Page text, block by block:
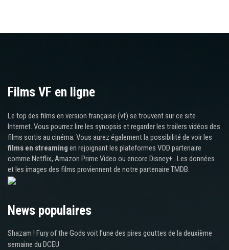
Films VF en ligne
Le top des films en version française (vf) se trouvent sur ce site
Internet. Vous pourrez lire les synopsis et regarder les trailers vidéos des
films sortis au cinéma. Vous aurez également la possibilité de voir les
films en streaming en rejoignant les plateformes VOD partenaire
comme Netflix, Amazon Prime Video ou encore Disney+ . Les données
et les images des films proviennent de notre partenaire TMDB.
News populaires
Shazam ! Fury of the Gods voit l’une des pires gouttes de la deuxième
semaine du DCEU